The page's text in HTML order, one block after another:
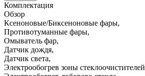
Комплектация
Обзор
Ксеноновые/Биксеноновые фары,
Противотуманные фары,
Омыватель фар,
Датчик дождя,
Датчик света,
Электрообогрев зоны стеклоочистителей